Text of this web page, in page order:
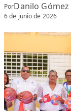
PorDanilo
6 de junio de 2026